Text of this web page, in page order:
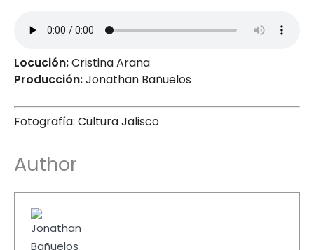
Locución:Cristina Arana
Producción:Jonathan Bañuelos
Fotografía: Cultura Jalisco
Author